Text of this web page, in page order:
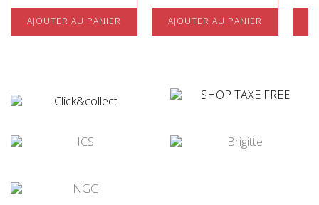
AJOUTER AU PANIER AJOUTER AU PANIER